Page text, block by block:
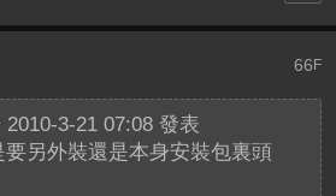
66 F
3-21 07:08 發表
另外裝還是本身安裝包裏頭